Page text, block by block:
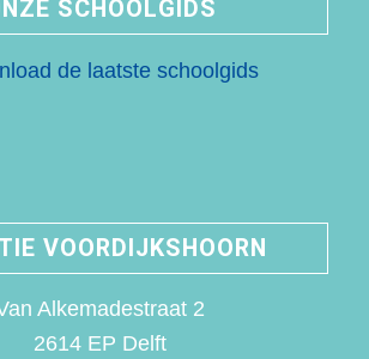
SCHOOLGIDS
de laatste schoolgids
VOORDIJKSHOORN
Alkemadestraat 2
2614 EP Delft